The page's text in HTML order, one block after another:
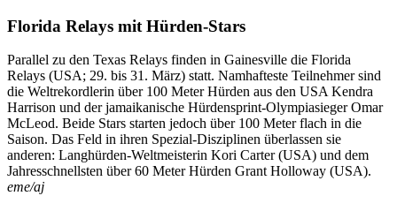
Florida Relays mit Hürden-Stars
Parallel zu den Texas Relays finden in Gainesville die Florida
Relays (USA; 29. bis 31. März) statt. Namhafteste Teilnehmer sind
die Weltrekordlerin über 100 Meter Hürden aus den USA Kendra
Harrison und der jamaikanische Hürdensprint-Olympiasieger Omar
McLeod. Beide Stars starten jedoch über 100 Meter flach in die
Saison. Das Feld in ihren Spezial-Disziplinen überlassen sie
anderen: Langhürden-Weltmeisterin Kori Carter (USA) und dem
Jahresschnellsten über 60 Meter Hürden Grant Holloway (USA).
eme/aj